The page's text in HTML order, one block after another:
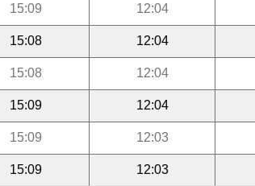
12:04
15:09
12:04
15:08
12:04
15:08
12:04
15:09
12:03
15:09
12:03
15:09